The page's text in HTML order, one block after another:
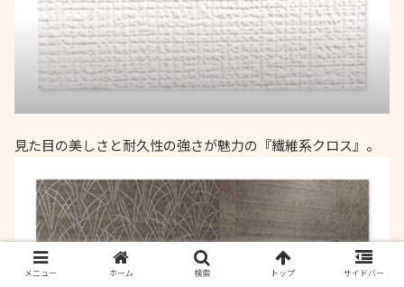
見た目の美しさと耐久性の強さが魅力の『繊維系クロス』。
メニュー ホーム 検索 トップ サイドバー